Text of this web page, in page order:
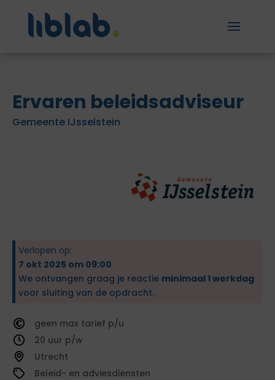
Ervaren beleidsadviseur
Gemeente IJsselstein
Verlopen op:
7 okt 2025 om 09:00
We ontvangen graag je reactie minimaal 1 werkdag
voor sluiting van de opdracht.
geen
tarief
20
Utrecht
Beleid- en adviesdiensten